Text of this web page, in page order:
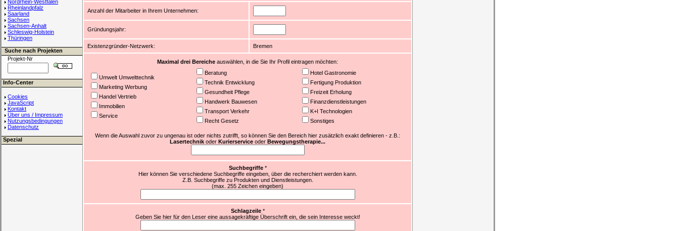
Nordrhein-Westfalen
Rheinlandpfalz
Saarland
Sachsen
Sachsen-Anhalt
Schleswig-Holstein
Thüringen
Suche nach Projekten
Projekt-Nr
Info-Center
Cookies
JavaScript
Kontakt
Über uns / Impressum
Nutzungsbedingungen
Datenschutz
Spezial
Anzahl der Mitarbeiter in Ihrem Unternehmen:
Gründungsjahr:
Existenzgründer-Netzwerk: Bremen
Maximal drei Bereiche auswählen, in die Sie Ihr Profil eintragen möchten:
Umwelt Umwelttechnik
Marketing Werbung
Handel Vertrieb
Immobilien
Service
Beratung
Technik Entwicklung
Gesundheit Pflege
Handwerk Bauwesen
Transport Verkehr
Recht Gesetz
Hotel Gastronomie
Fertigung Produktion
Freizeit Erholung
Finanzdienstleistungen
K+I Technologien
Sonstiges
Wenn die Auswahl zuvor zu ungenau ist oder nichts zutrifft, so können Sie den Bereich hier zusätzlich exakt definieren - z.B.:
Lasertechnik oder Kurierservice oder Bewegungstherapie...
Suchbegriffe*
Hier können Sie verschiedene Suchbegriffe eingeben, über die recherchiert werden kann.
Z.B. Suchbegriffe zu Produkten und Dienstleistungen.
(max. 255 Zeichen eingeben)
Schlagzeile *
Geben Sie hier für den Leser eine aussagekräftige Überschrift ein, die sein Interesse weckt!